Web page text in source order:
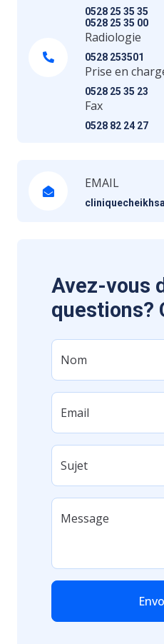
0528 25 35 35
0528 25 35 00
Radiologie
0528 253501
Prise en
0528 25 35 23
Fax
0528 82 24 27
EMAIL
Avez-vous
questions?
Nom
Email
Sujet
Message